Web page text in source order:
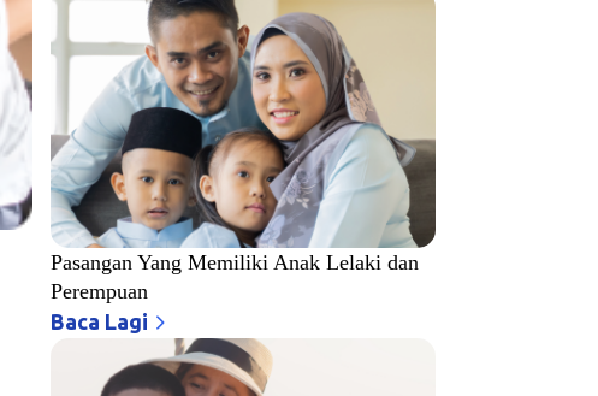
Pasangan Yang Memiliki Anak Lelaki dan
Perempuan
Baca Lagi